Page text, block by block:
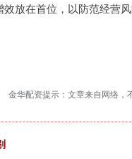
放在首位，以防范经营风
金华配资提示：文章来自网络，